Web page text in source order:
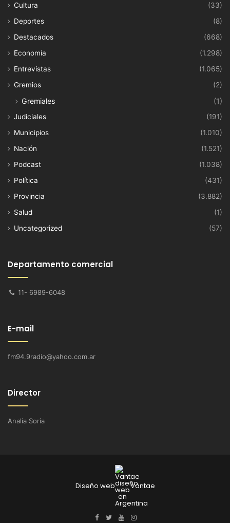
Cultura
(33)
Deportes
(8)
Destacados
(668)
Economía
(1.298)
Entrevistas
(1.065)
Gremios
(2)
Gremiales (1)
Judiciales
(191)
Municipios
(1.010)
Nación
(1.521)
Podcast
(1.038)
Política
(431)
Provincia
(3.882)
Salud
(1)
Uncategorized
(57)
Departamento comercial
11- 6989-6048
E-mail
fm94.9radio@yahoo.com.ar
Director
Analía Soria
Diseño web Vantae